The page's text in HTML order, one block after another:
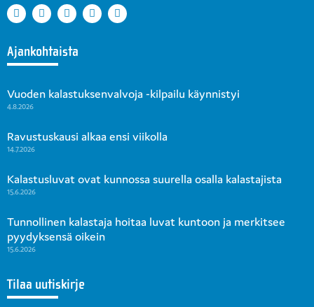
Ajankohtaista
Vuoden kalastuksenvalvoja -kilpailu käynnistyi
4.8.2026
Ravustuskausi alkaa ensi viikolla
14.7.2026
Kalastusluvat ovat kunnossa suurella osalla kalastajista
15.6.2026
Tunnollinen kalastaja hoitaa luvat kuntoon ja merkitsee
pyydyksensä oikein
15.6.2026
Tilaa uutiskirje